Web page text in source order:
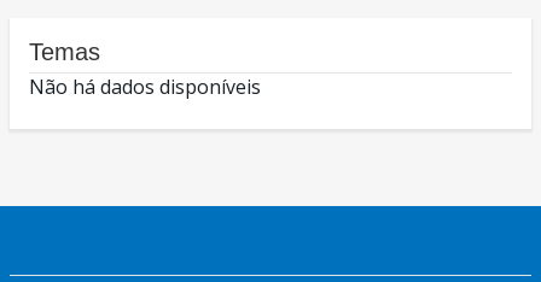
Temas
Não há dados disponíveis